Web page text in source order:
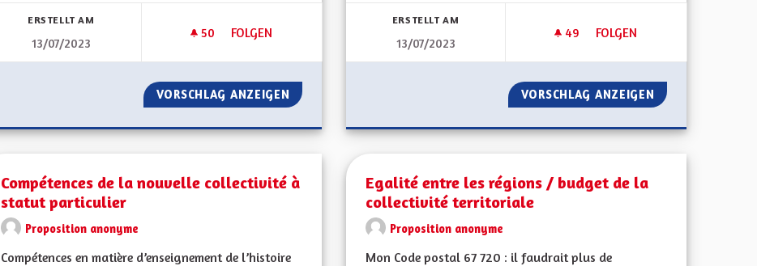
ERSTELLT AM
13/07/2023
50 50 FOLLOWER
FOLGEN
LIAISON FERROVIAIRE DIRECT DE MULHOUSE À L'AÉROPORT DE BÂLE
VORSCHLAG ANZEIGEN LIAISON FERROVIAIRE DIRECT DE MULHOUSE À L'AÉROPORT DE BÂLE
ERSTELLT AM
13/07/2023
49 49 FOLLOWER
FOLGEN
POUR UNE ALSACE AVEC DU
VORSCHLAG ANZEIGEN POUR UNE
Compétences de la nouvelle collectivité à
statut particulier
Proposition anonyme
Compétences en matière d’enseignement de l’histoire
Egalité entre les régions / budget de la
collectivité territoriale
Proposition anonyme
Mon Code postal 67 720 : il faudrait plus de